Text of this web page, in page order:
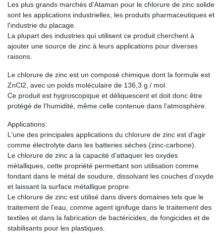
Les plus grands marchés d'Ataman pour le chlorure de zinc solide
sont les applications industrielles, les produits pharmaceutiques et
l'industrie du placage.
La plupart des industries qui utilisent ce produit cherchent à
ajouter une source de zinc à leurs applications pour diverses
raisons.
Le chlorure de zinc est un composé chimique dont la formule est
ZnCl2, avec un poids moléculaire de 136,3 g / mol.
Ce produit est hygroscopique et déliquescent et doit donc être
protégé de l'humidité, même celle contenue dans l'atmosphère.
Applications:
L'une des principales applications du chlorure de zinc est d'agir
comme électrolyte dans les batteries sèches (zinc-carbone).
Le chlorure de zinc a la capacité d'attaquer les oxydes
métalliques, cette propriété permettant son utilisation comme
fondant dans le métal de soudure, dissolvant les couches d'oxyde
et laissant la surface métallique propre.
Le chlorure de zinc est utilisé dans divers domaines tels que le
traitement de l'eau, comme agent ignifuge dans le traitement des
textiles et dans la fabrication de bactéricides, de fongicides et de
stabilisants pour les plastiques.